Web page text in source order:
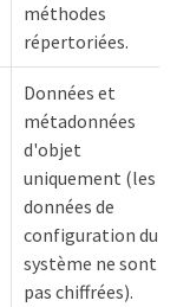
méthodes
répertoriées.
Données et
métadonnées
d'objet
uniquement (les
données de
configuration du
système ne sont
pas chiffrées).